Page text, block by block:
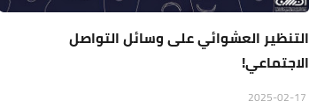
التنظير العشوائي علی وسائل التواصل
الاجتماعي!